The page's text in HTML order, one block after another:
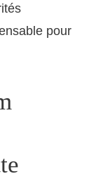
pour